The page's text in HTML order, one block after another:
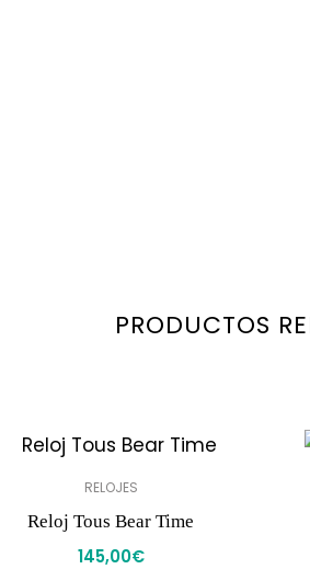
PRODUCTOS
RELOJES
Reloj Tous Bear Time
145,00€